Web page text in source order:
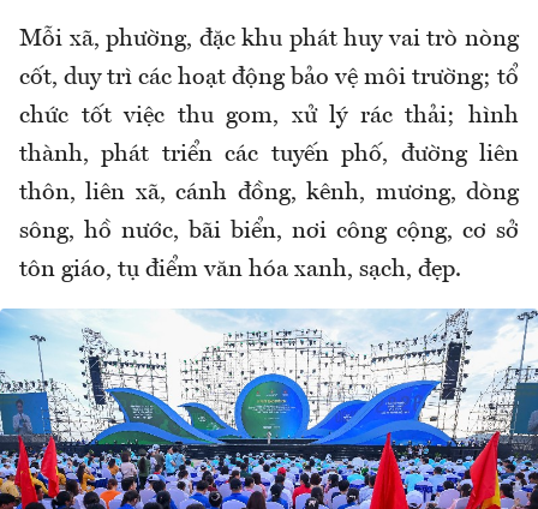
Mỗi xã, phường, đặc khu phát huy vai trò nòng
cốt, duy trì các hoạt động bảo vệ môi trường; tổ
chức tốt việc thu gom, xử lý rác thải; hình
thành, phát triển các tuyến phố, đường liên
thôn, liên xã, cánh đồng, kênh, mương, dòng
sông, hồ nước, bãi biển, nơi công cộng, cơ sở
tôn giáo, tụ điểm văn hóa xanh, sạch, đẹp.